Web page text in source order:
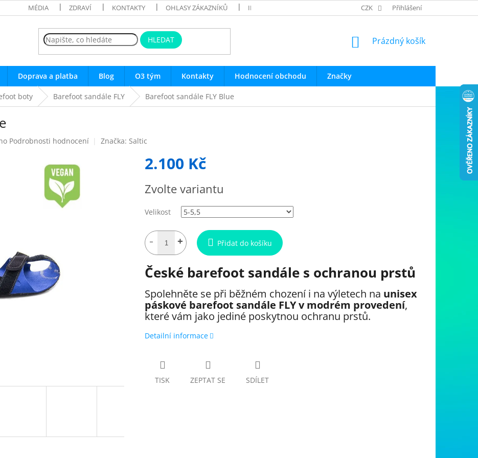
MÉDIA ZDRAVÍ KONTAKTY OHLASY ZÁKAZNÍKŮ INFO O PRODUKTECH OBCHODNÍ PODMÍNKY
CZK Přihlášení
HLEDAT
NÁKUPNÍ
Prázdný košík
Doprava a platba Blog O3 tým Kontakty Hodnocení obchodu Značky
boty Barefoot sandále FLY Barefoot sandále FLY Blue
Podrobnosti hodnocení Značka: Saltic
2.100 Kč
cena:
Zvolte variantu
Velikost
Přidat do košíku
České barefoot sandále s ochranou prstů
Spolehněte se při běžném chození i na výletech na unisex
páskové barefoot sandále FLY v modrém provedení,
které vám jako jediné poskytnou ochranu prstů.
Detailní informace
TISK ZEPTAT SE SDÍLET